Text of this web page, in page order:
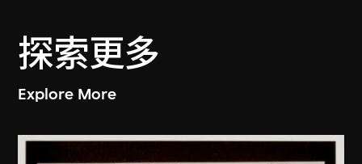
探索更多
Explore More